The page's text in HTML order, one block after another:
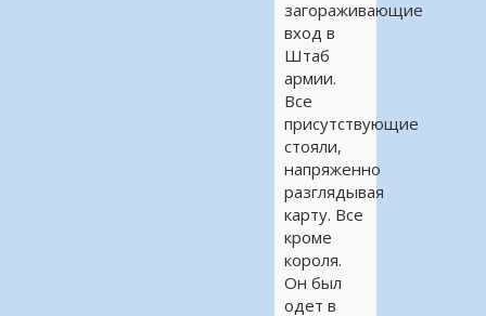
загораживающие
вход в
Штаб
армии.
Все
присутствующие
стояли,
напряженно
разглядывая
карту. Все
кроме
короля.
Он был
одет в